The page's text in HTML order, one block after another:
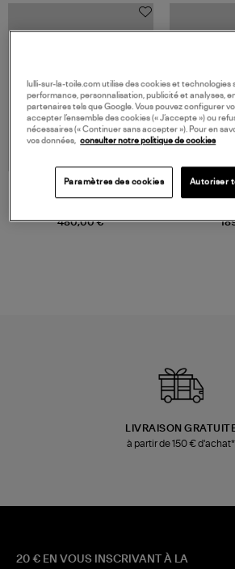
480,00 €
JEROME DREYFUSS
Champagne
LIVRAISON
à partir de 150 € d'achat*
20 € EN VOUS INSCRIVANT À LA
lulli-sur-la-toile.com utilise des cookies et technologies
performance, personnalisation, publicité et analyses,
partenaires tels que Google. Vous pouvez configurer
accepter l’ensemble des cookies (« J’accepte ») ou
nécessaires (« Continuer sans accepter »). Pour en
vos données, consulter notre politique de cookies
Paramètres des cookies Autoriser